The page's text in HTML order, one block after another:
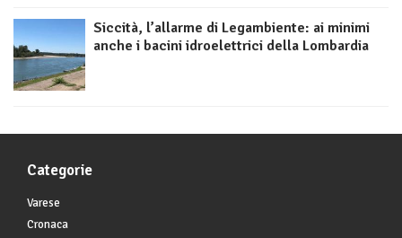
Siccità, l’allarme di Legambiente: ai minimi
anche i bacini idroelettrici della Lombardia
Categorie
Varese
Cronaca